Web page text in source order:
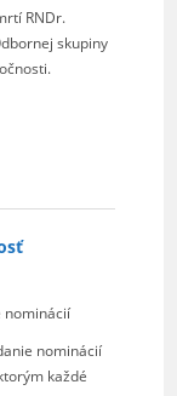
RNDr.
skupiny
nominácií
nominácií
každé